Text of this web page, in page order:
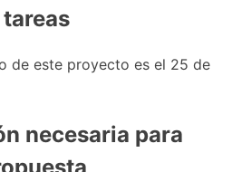
de este proyecto es el 25 de
necesaria para